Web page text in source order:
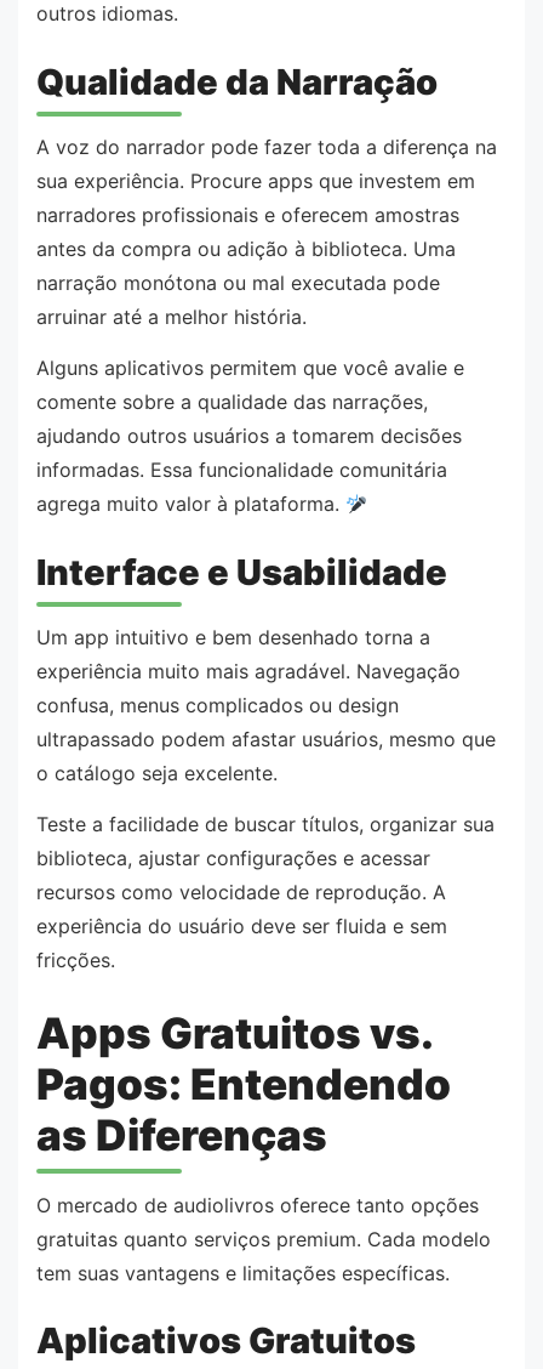
outros idiomas.
Qualidade da Narração
A voz do narrador pode fazer toda a diferença na
sua experiência. Procure apps que investem em
narradores profissionais e oferecem amostras
antes da compra ou adição à biblioteca. Uma
narração monótona ou mal executada pode
arruinar até a melhor história.
Alguns aplicativos permitem que você avalie e
comente sobre a qualidade das narrações,
ajudando outros usuários a tomarem decisões
informadas. Essa funcionalidade comunitária
agrega muito valor à plataforma.
Interface e Usabilidade
Um app intuitivo e bem desenhado torna a
experiência muito mais agradável. Navegação
confusa, menus complicados ou design
ultrapassado podem afastar usuários, mesmo que
o catálogo seja excelente.
Teste a facilidade de buscar títulos, organizar sua
biblioteca, ajustar configurações e acessar
recursos como velocidade de reprodução. A
experiência do usuário deve ser fluida e sem
fricções.
Apps Gratuitos vs.
Pagos: Entendendo
as Diferenças
O mercado de audiolivros oferece tanto opções
gratuitas quanto serviços premium. Cada modelo
tem suas vantagens e limitações específicas.
Aplicativos Gratuitos